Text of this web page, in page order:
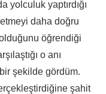
yolculuk yaptırdığı
daha doğru
öğrendiği
o anı
şekilde gördüm.
şahit